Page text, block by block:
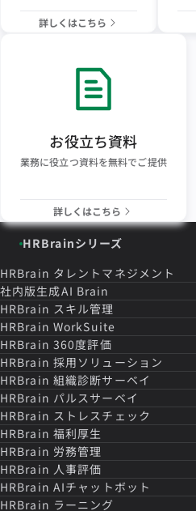
詳しくはこちら
お役立ち資料
業務に役立つ資料を無料でご提供
詳しくはこちら
HRBrainシリーズ
HRBrain タレントマネジメント
社内版生成AI Brain
HRBrain スキル管理
HRBrain WorkSuite
HRBrain 360度評価
HRBrain 採用ソリューション
HRBrain 組織診断サーベイ
HRBrain パルスサーベイ
HRBrain ストレスチェック
HRBrain 福利厚生
HRBrain 労務管理
HRBrain 人事評価
HRBrain AIチャットボット
HRBrain ラーニング